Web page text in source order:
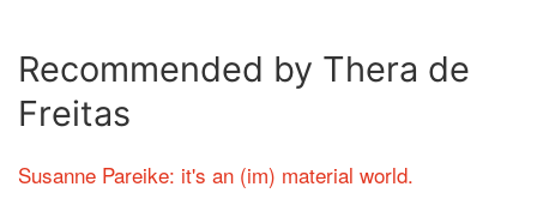
Recommended by Thera de
Freitas
Susanne Pareike: it's an (im) material world.